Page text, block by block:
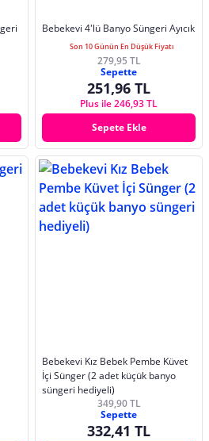
Bebekevi 4'lü Banyo Süngeri Ayıcık
Son 10 Günün En Düşük Fiyatı
279,95 TL
Sepette
251,96 TL
Plus ile 246,93 TL
Sepete Ekle
Bebekevi Kız Bebek Pembe Küvet
İçi Sünger (2 adet küçük banyo
süngeri hediyeli)
349,90 TL
Sepette
332,41 TL